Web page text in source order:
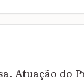
Atuação do